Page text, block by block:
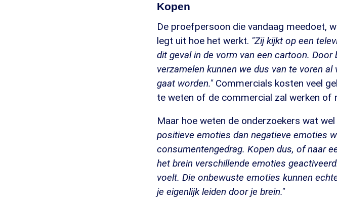
Kopen
De proefpersoon die vandaag meedoet,
legt uit hoe het werkt. "Zij kijkt op een
dit geval in de vorm van een cartoon.
verzamelen kunnen we dus van te voren
gaat worden." Commercials kosten veel
te weten of de commercial zal werken of
Maar hoe weten de onderzoekers wat
positieve emoties dan negatieve emoties
consumentengedrag. Kopen dus, of naar
het brein verschillende emoties
voelt. Die onbewuste emoties kunnen
je eigenlijk leiden door je brein."